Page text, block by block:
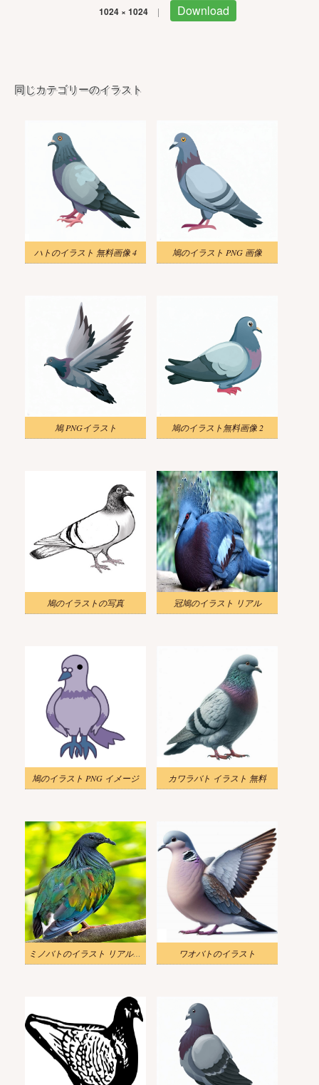
1024 × 1024 | Download
同じカテゴリーのイラスト
ハトのイラスト 無料画像 4 鳩のイラスト PNG 画像
鳩 PNGイラスト 鳩のイラスト無料画像 2
鳩のイラストの写真 冠鳩のイラスト リアル
鳩のイラスト PNG イメージ カワラバト イラスト 無料
ミノバトのイラスト リアル 無料 ワオバトのイラスト